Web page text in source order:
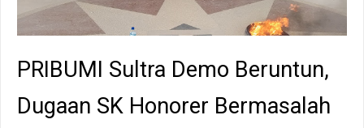
PRIBUMI Sultra Demo Beruntun,
Dugaan SK Honorer Bermasalah